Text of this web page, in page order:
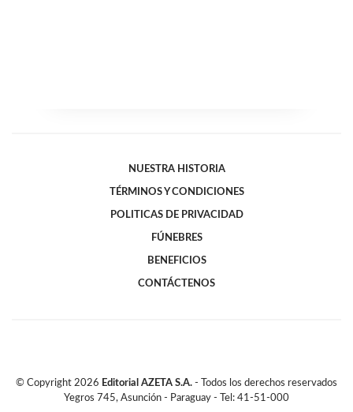
NUESTRA HISTORIA
TÉRMINOS Y CONDICIONES
POLITICAS DE PRIVACIDAD
FÚNEBRES
BENEFICIOS
CONTÁCTENOS
© Copyright 2026 Editorial AZETA S.A. - Todos los derechos reservados
Yegros 745, Asunción - Paraguay - Tel: 41-51-000